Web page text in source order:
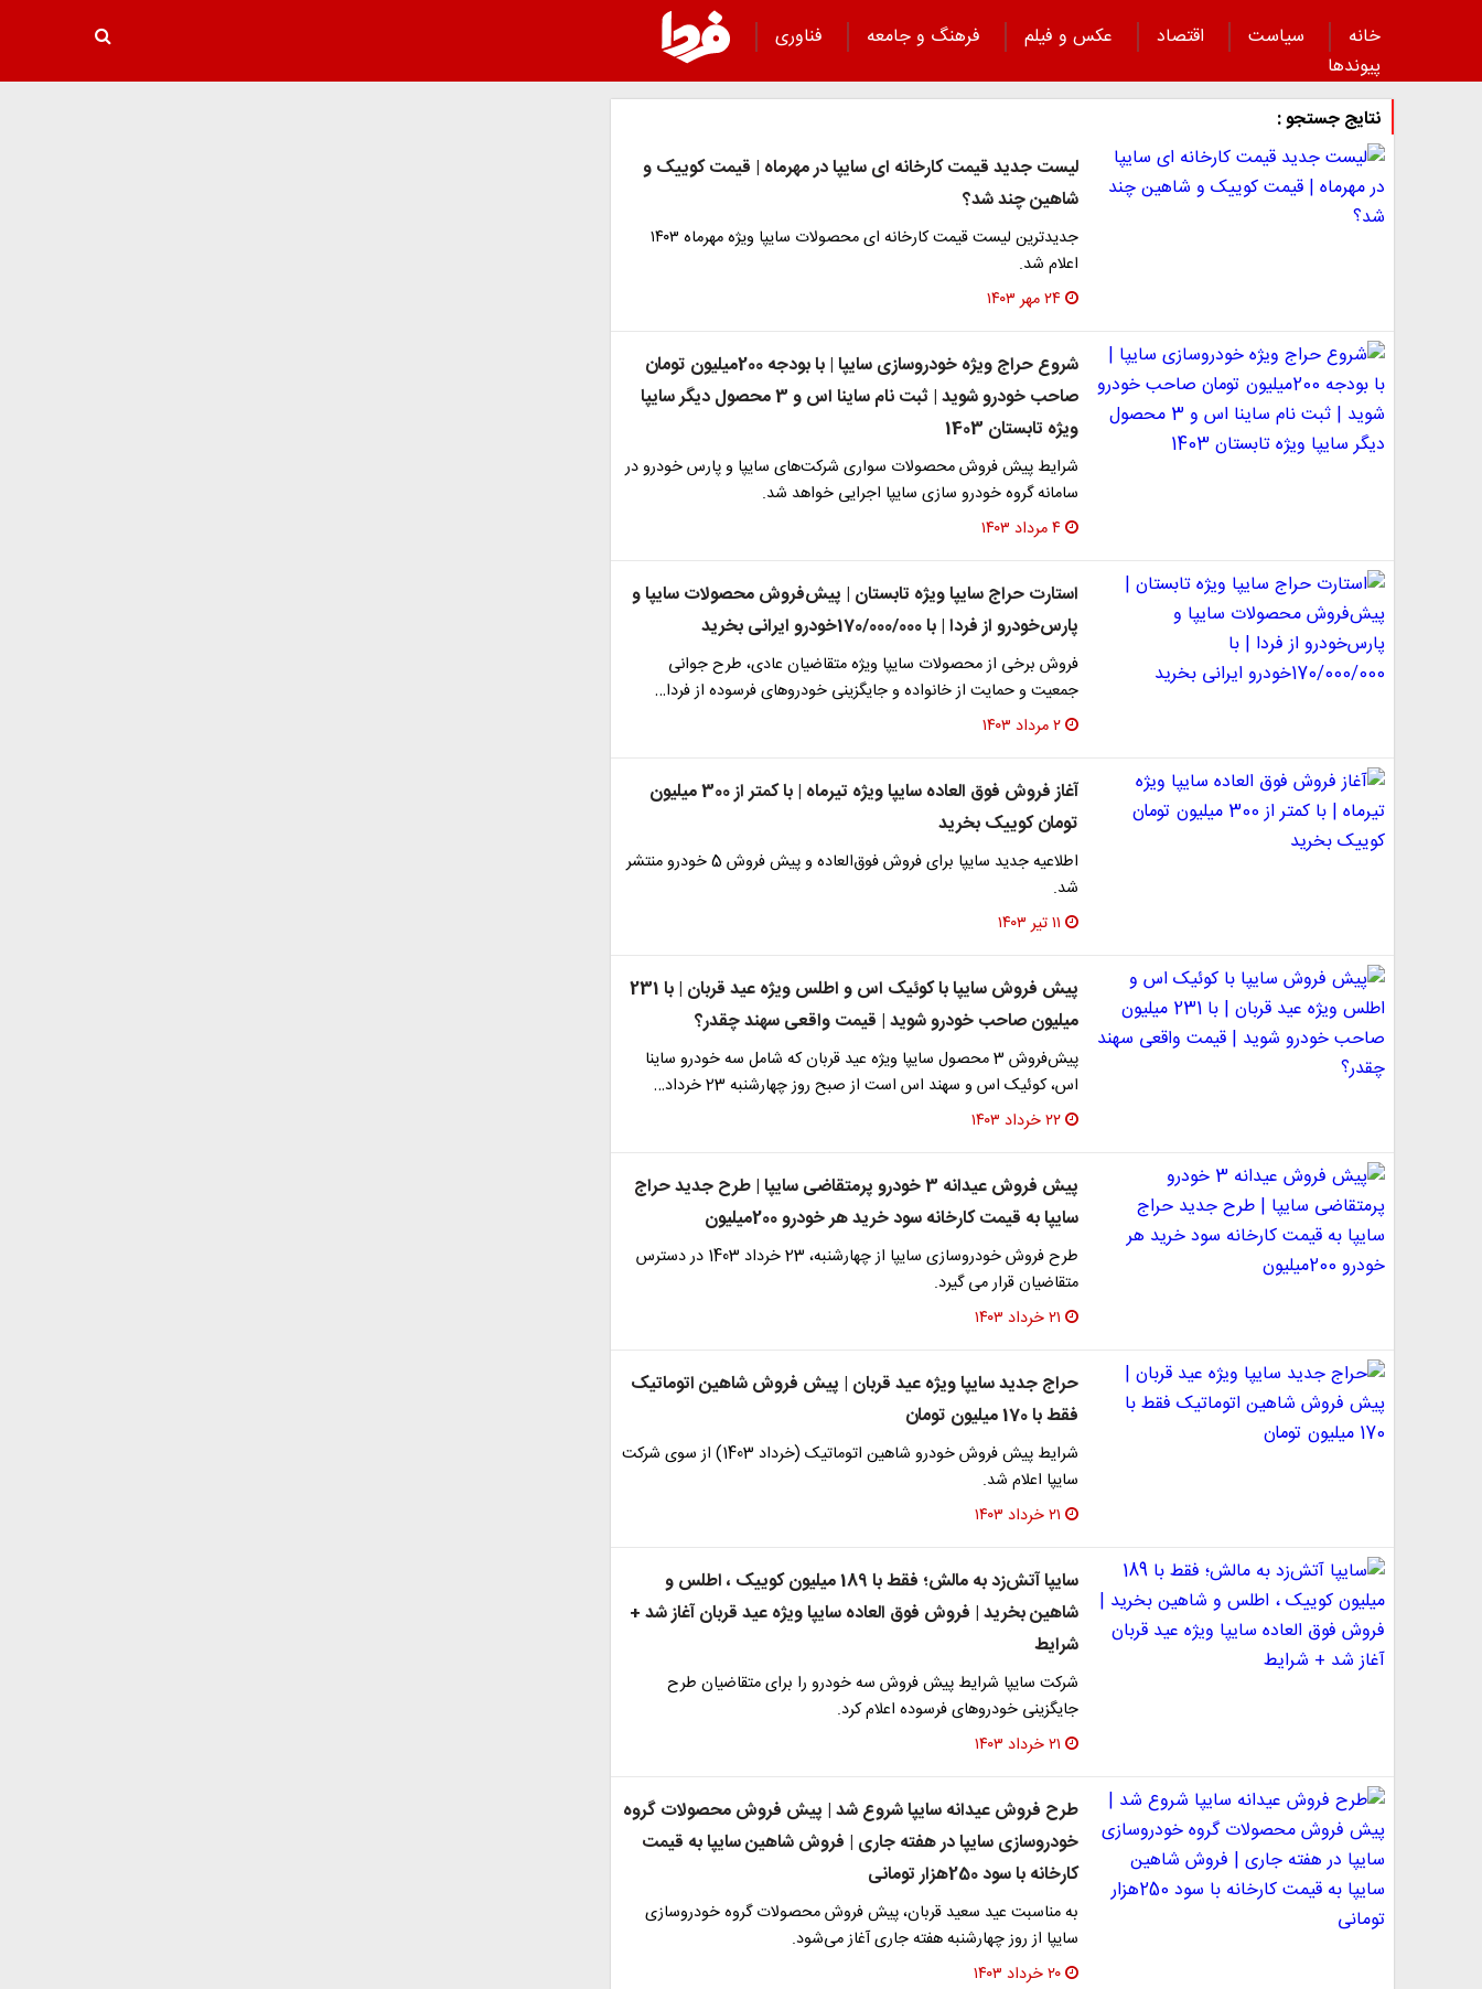
خانه سیاست اقتصاد عکس و فیلم فرهنگ و جامعه
فناوری
پیوند‌ها
نتایج جستجو :
لیست جدید قیمت کارخانه ای سایپا در مهرماه | قیمت کوییک و
شاهین چند شد؟
جدیدترین لیست قیمت کارخانه ای محصولات سایپا ویژه مهرماه ۱۴۰۳
اعلام شد.
۲۴ مهر ۱۴۰۳
شروع حراج ویژه خودروسازی سایپا | با بودجه 200میلیون تومان
صاحب خودرو شوید | ثبت نام ساینا اس و 3 محصول دیگر سایپا
ویژه تابستان 1403
شرایط پیش فروش محصولات سواری شرکت‌های سایپا و پارس خودرو در
سامانه گروه خودرو سازی سایپا اجرایی خواهد شد.
۴ مرداد ۱۴۰۳
استارت حراج سایپا ویژه تابستان | پیش‌فروش محصولات سایپا و
پارس‌خودرو از فردا | با 170/000/000خودرو ایرانی بخرید
فروش برخی از محصولات سایپا ویژه متقاضیان عادی، طرح‌ جوانی
جمعیت و حمایت از خانواده و جایگزینی خودروهای فرسوده از فردا…
۲ مرداد ۱۴۰۳
آغاز فروش فوق‌ العاده سایپا ویژه تیرماه | با کمتر از 300 میلیون
تومان کوییک بخرید
اطلاعیه جدید سایپا برای فروش فوق‌العاده و پیش فروش 5 خودرو منتشر
شد.
۱۱ تیر ۱۴۰۳
پیش‌ فروش سایپا با کوئیک اس و اطلس ویژه عید قربان | با 231
میلیون صاحب خودرو شوید | قیمت واقعی سهند چقدر؟
پیش‌فروش 3 محصول سایپا ویژه عید قربان که شامل سه خودرو ساینا
اس، کوئیک اس و سهند اس است از صبح روز چهارشنبه 23 خرداد…
۲۲ خرداد ۱۴۰۳
پیش فروش عیدانه 3 خودرو پرمتقاضی سایپا | طرح جدید حراج
سایپا به قیمت کارخانه سود خرید هر خودرو 200میلیون
طرح فروش خودروسازی سایپا از چهارشنبه، 23 خرداد 1403 در دسترس
متقاضیان قرار می گیرد.
۲۱ خرداد ۱۴۰۳
حراج جدید سایپا ویژه عید قربان | پیش فروش شاهین اتوماتیک
فقط با 170 میلیون تومان
شرایط پیش فروش خودرو شاهین اتوماتیک (خرداد 1403) از سوی شرکت
سایپا اعلام شد.
۲۱ خرداد ۱۴۰۳
سایپا آتش‌زد به مالش؛ فقط با 189 میلیون کوییک ، اطلس و
شاهین بخرید | فروش فوق العاده سایپا ویژه عید قربان آغاز شد +
شرایط
شرکت سایپا شرایط پیش فروش سه خودرو را برای متقاضیان طرح
جایگزینی خودروهای فرسوده اعلام کرد.
۲۱ خرداد ۱۴۰۳
طرح فروش عیدانه سایپا شروع شد | پیش فروش محصولات گروه
خودروسازی سایپا در هفته جاری | فروش شاهین سایپا به قیمت
کارخانه با سود 250هزار تومانی
به مناسبت عید سعید قربان،‌ پیش فروش محصولات گروه خودروسازی
سایپا از روز چهارشنبه هفته جاری آغاز می‌شود.
۲۰ خرداد ۱۴۰۳